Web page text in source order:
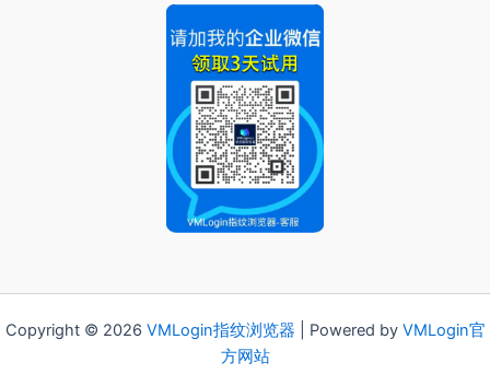
Copyright © 2026 VMLogin指纹浏览器 | Powered by VMLogin官
方网站